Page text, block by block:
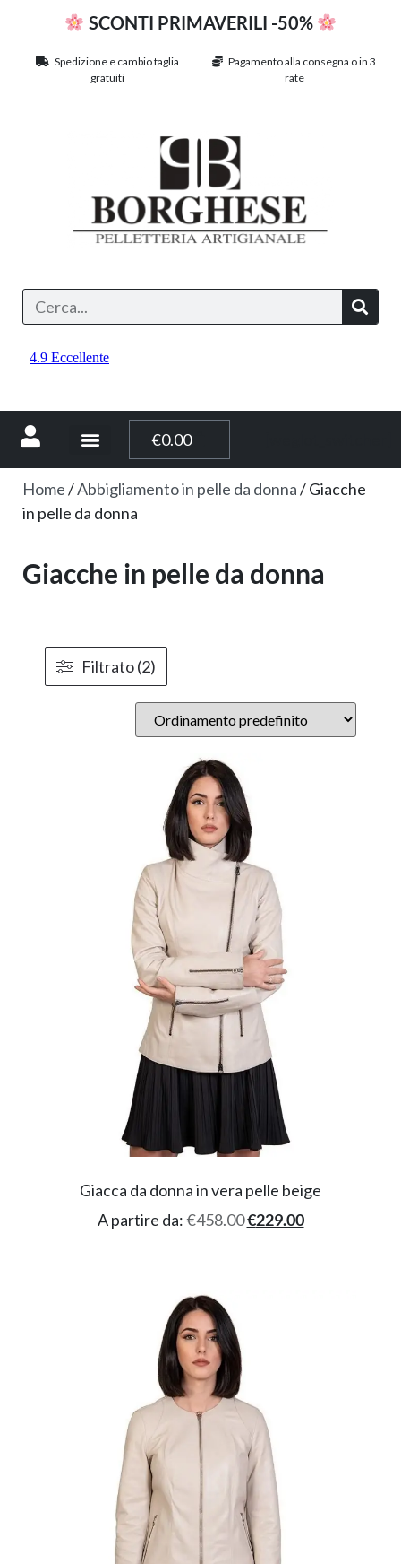
SCONTI PRIMAVERILI -50%
Spedizione e cambio taglia
gratuiti
Pagamento alla consegna o in 3
rate
€0.00
Home/Abbigliamento in pelle da donna/ Giacche
in pelle da donna
Giacche in pelle da donna
Filtrato (2)
Giacca da donna in vera pelle beige
A partire da:€458.00€229.00